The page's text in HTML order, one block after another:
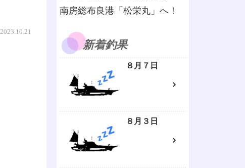
2023.10.21
南房総布良港「松栄丸」へ！
新着釣果
８月７日
８月３日